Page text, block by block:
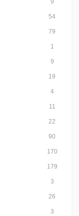
9
54
79
1
9
19
4
11
22
90
170
179
3
26
3